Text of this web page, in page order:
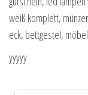
weiß komplett,
eck, bettgestel,
yyyyy